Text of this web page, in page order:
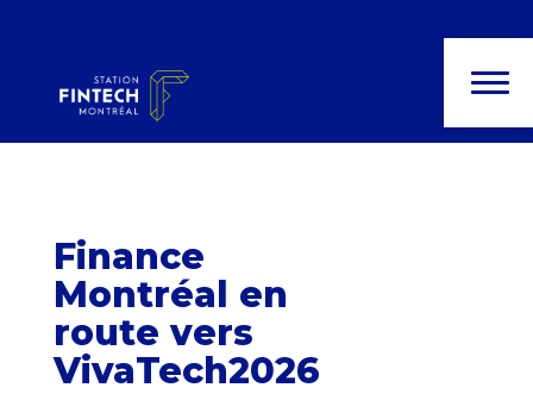
Finance
Montréal en
route vers
VivaTech2026